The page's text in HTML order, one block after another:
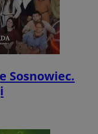
Sosnowiec.